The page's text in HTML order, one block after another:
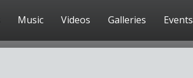
Music Videos Galleries Events